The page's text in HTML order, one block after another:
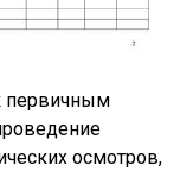
первичным
осмотров,